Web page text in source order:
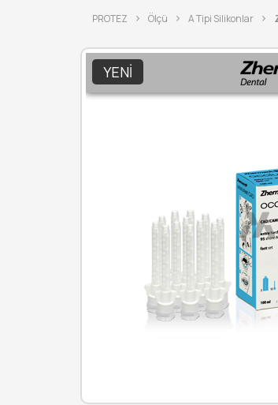
PROTEZ Ölçü A Tipi Silikonlar
YENI